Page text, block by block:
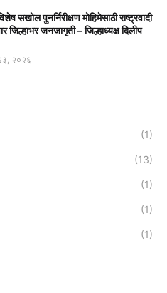
सखोल पुनर्निरीक्षण मोहिमेसाठी राष्ट्रवादी
जिल्हाभर जनजागृती – जिल्हाध्यक्ष दिलीप
२०२६
(1)
(13)
(1)
(1)
(1)